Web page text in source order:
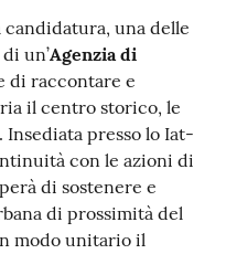
una delle
un’Agenzia di
di raccontare e
il centro storico, le
presso lo Iat-
con le azioni di
di sostenere e
di prossimità del
modo unitario il